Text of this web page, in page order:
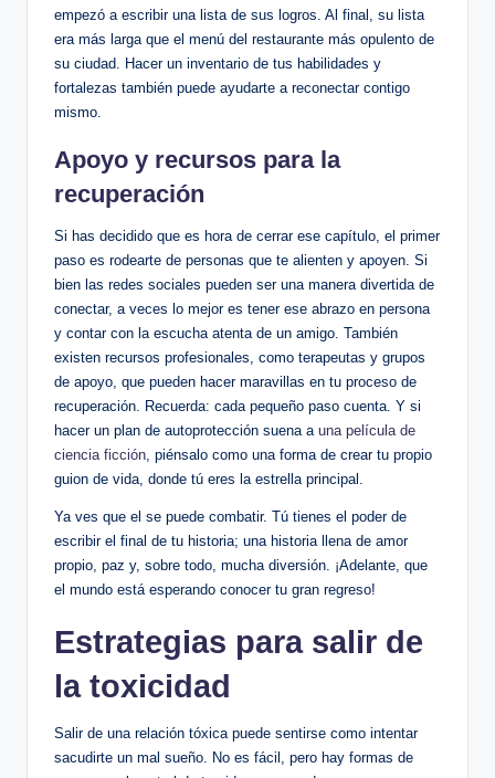
empezó a​ escribir una lista de sus ⁤logros. ⁤Al final, su lista
era ‍más ⁤larga que el menú del restaurante más opulento de
su ⁢ciudad. Hacer un inventario de ​tus habilidades y
fortalezas también ⁣puede ayudarte​ a reconectar contigo
mismo.
Apoyo ⁣y recursos para la
recuperación
Si has⁢ decidido que ‍es hora de cerrar ese⁢ capítulo, el primer
paso es rodearte de personas que te alienten y apoyen. Si
‍bien las redes ⁣sociales pueden ser una manera divertida de
conectar, a ⁣veces lo mejor es tener ese abrazo en persona⁣
y contar con la escucha atenta⁣ de un amigo. También
existen recursos profesionales, como terapeutas y ⁢grupos
de apoyo,‌ que pueden ‌hacer maravillas⁢ en ‍tu proceso de
‍recuperación. Recuerda:‌ cada pequeño paso cuenta. Y ⁢si
hacer un plan de autoprotección⁣ suena a una película de
ciencia ficción ,‌ piénsalo como⁢ una forma de crear tu ⁣propio
guion ⁤de vida,‌ donde tú eres la ⁤estrella principal.
Ya ves que el⁣ se puede combatir. Tú ⁣tienes el⁢ poder de
escribir ⁤el ​final ⁣de tu historia; una historia llena⁣ de ⁢amor
propio, ‌paz y, sobre todo, mucha diversión.‍ ¡Adelante, que‍
el mundo está esperando‍ conocer tu gran regreso!
Estrategias​ para salir de‍
la‌ toxicidad
Salir de una ⁣relación tóxica ⁤puede sentirse como ⁣intentar
‌sacudirte un mal sueño. ⁣No ‍es fácil, pero hay formas ⁢de